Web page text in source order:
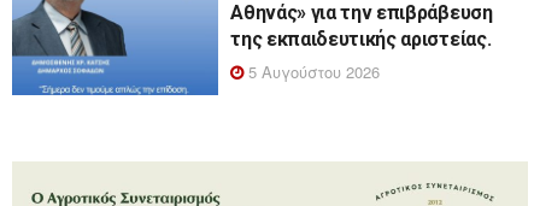
Αθηνάς» για την επιβράβευση
της εκπαιδευτικής αριστείας.
5 Αυγούστου 2026